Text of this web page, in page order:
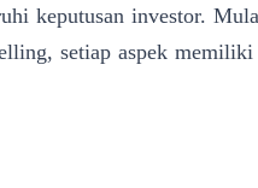
keputusan investor.
setiap aspek